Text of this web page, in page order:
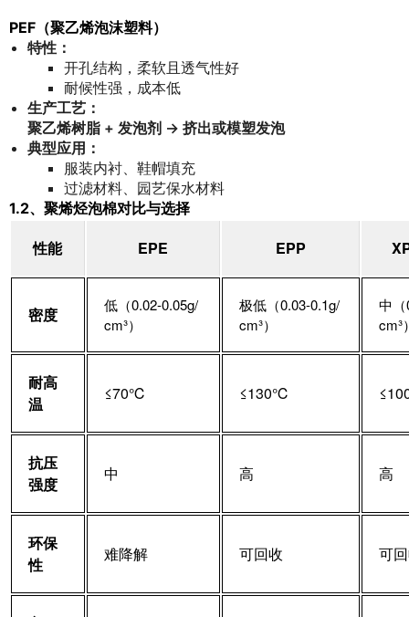
PEF（聚乙烯泡沫塑料）
特性：
开孔结构，柔软且透气性好
耐候性强，成本低
生产工艺：
聚乙烯树脂 + 发泡剂 → 挤出或模塑发泡
典型应用：
服装内衬、鞋帽填充
过滤材料、园艺保水材料
1.2、聚烯烃泡棉对比与选择
性能 EPE EPP
密度
低（0.02-0.05g/
cm³）
极低（0.03-0.1g/
cm³）
中
cm³
耐高
温
≤70℃ ≤130℃
抗压
强度
中 高 高
环保
性
难降解 可回收 可